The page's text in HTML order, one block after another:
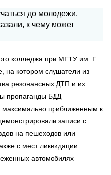
колледжа при МГТУ им. Г.
на котором слушатели из
резонансных ДТП и их
пропаганды БДД
максимально приближенным к
записи с
на пешеходов или
с мест ликвидации
автомобилях